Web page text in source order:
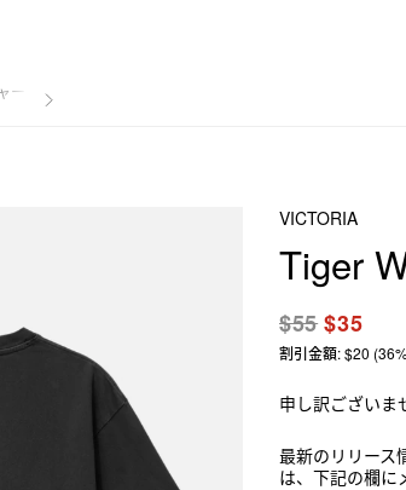
ーナル
VICTORIA
Tiger
$55$35
割引金額: $20
申し訳ございま
最新のリリース
は、下記の欄に